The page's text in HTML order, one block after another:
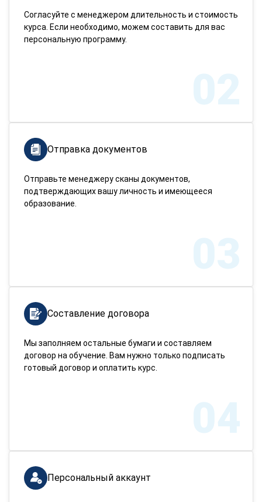
Согласуйте с менеджером длительность и стоимость
курса. Если необходимо, можем составить для вас
персональную программу.
02
Отправка документов
Отправьте менеджеру сканы документов,
подтверждающих вашу личность и имеющееся
образование.
03
Составление договора
Мы заполняем остальные бумаги и составляем
договор на обучение. Вам нужно только подписать
готовый договор и оплатить курс.
04
Персональный аккаунт